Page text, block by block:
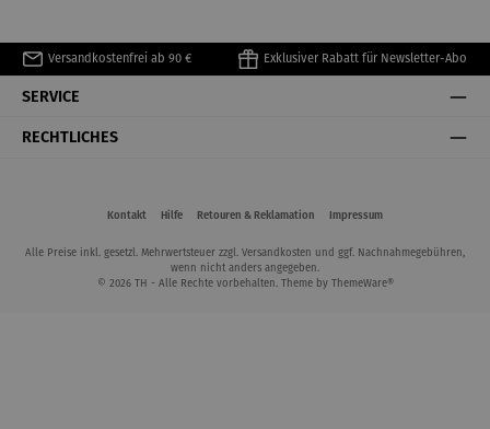
Versandkostenfrei ab 90 € Exklusiver Rabatt für Newsletter-Abo
SERVICE
RECHTLICHES
Kontakt Hilfe Retouren & Reklamation Impressum
Alle Preise inkl. gesetzl. Mehrwertsteuer zzgl. Versandkosten und ggf. Nachnahmegebühren,
wenn nicht anders angegeben.
© 2026 TH - Alle Rechte vorbehalten. Theme by ThemeWare®